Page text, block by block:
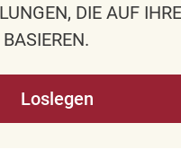
DIE AUF
Loslegen